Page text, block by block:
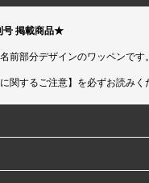
号 掲載商品★
前部分デザインのワッペンです。
関するご注意】を必ずお読みく